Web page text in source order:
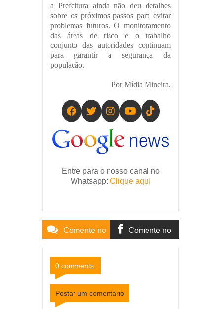
a Prefeitura ainda não deu detalhes
sobre os próximos passos para evitar
problemas futuros. O monitoramento
das áreas de risco e o trabalho
conjunto das autoridades continuam
para garantir a segurança da
população.
Por Mídia Mineira.
Entre para o nosso canal no
Whatsapp: Clique aqui
Comente no Comente no
0 comments:
Postar um comentário